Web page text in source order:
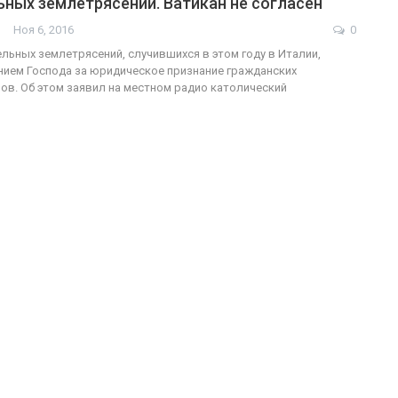
Ноя 6, 2016
0
землетрясений, случившихся в этом году в Италии,
Господа за юридическое признание гражданских
Об этом заявил на местном радио католический
ФОТО